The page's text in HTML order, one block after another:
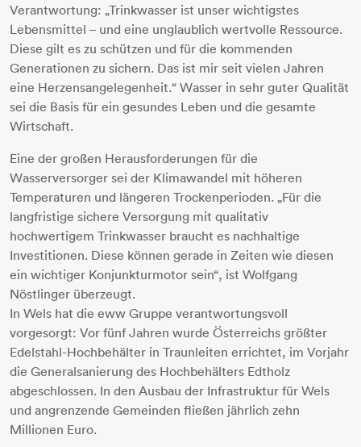
Verantwortung: „Trinkwasser ist unser wichtigstes
Lebensmittel – und eine unglaublich wertvolle Ressource.
Diese gilt es zu schützen und für die kommenden
Generationen zu sichern. Das ist mir seit vielen Jahren
eine Herzensangelegenheit.“ Wasser in sehr guter Qualität
sei die Basis für ein gesundes Leben und die gesamte
Wirtschaft.
Eine der großen Herausforderungen für die
Wasserversorger sei der Klimawandel mit höheren
Temperaturen und längeren Trockenperioden. „Für die
langfristige sichere Versorgung mit qualitativ
hochwertigem Trinkwasser braucht es nachhaltige
Investitionen. Diese können gerade in Zeiten wie diesen
ein wichtiger Konjunkturmotor sein“, ist Wolfgang
Nöstlinger überzeugt.
In Wels hat die eww Gruppe verantwortungsvoll
vorgesorgt: Vor fünf Jahren wurde Österreichs größter
Edelstahl-Hochbehälter in Traunleiten errichtet, im Vorjahr
die Generalsanierung des Hochbehälters Edtholz
abgeschlossen. In den Ausbau der Infrastruktur für Wels
und angrenzende Gemeinden fließen jährlich zehn
Millionen Euro.